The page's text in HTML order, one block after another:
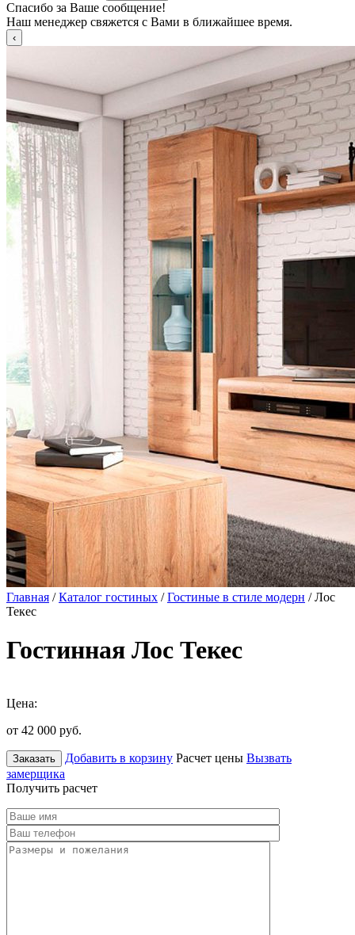
Спасибо за Ваше сообщение!
Наш менеджер свяжется с Вами в ближайшее время.
Главная /Каталог гостиных /Гостиные в стиле модерн / Лос
Текес
Гостинная Лос Текес
Цена:
от 42 000 руб.
Заказать Добавить в корзину Расчет цены Вызвать
замерщика
Получить расчет